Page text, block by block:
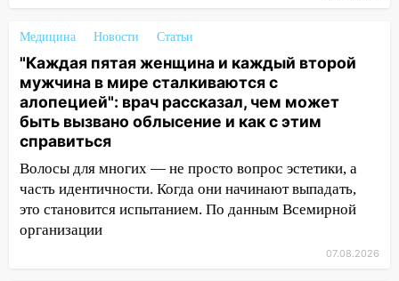
09:35
В Ульяновске директора фирмы
будут судить за неуплату налогов на 48
млн рублей
08:22 Подросток на питбайке сбил
велосипедистку: пострадали двое
07:20 Жара возвращается: ожидается
знойный и сухой четверг
06:00 Под Ульяновском при развороте
пострадал 38-летний водитель
Медицина Новости Статьи
"Каждая пятая женщина и каждый второй
мужчина в мире сталкиваются с
алопецией": врач рассказал, чем может
быть вызвано облысение и как с этим
справиться
Волосы для многих — не просто вопрос эстетики, а
часть идентичности. Когда они начинают выпадать,
это становится испытанием. По данным Всемирной
организации
07.08.2026